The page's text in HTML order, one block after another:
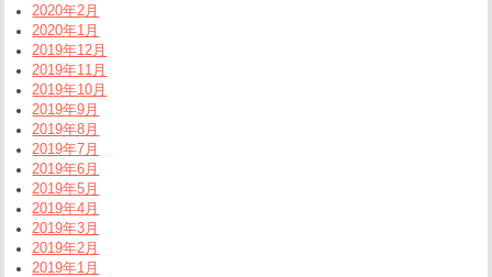
2020年2月
2020年1月
2019年12月
2019年11月
2019年10月
2019年9月
2019年8月
2019年7月
2019年6月
2019年5月
2019年4月
2019年3月
2019年2月
2019年1月